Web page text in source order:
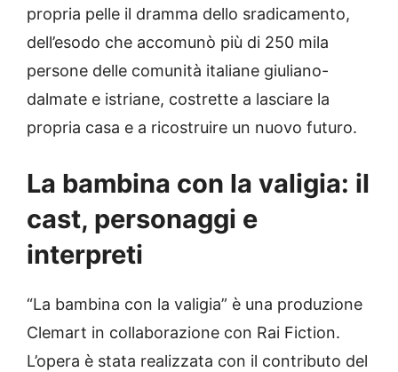
propria pelle il dramma dello sradicamento,
dell’esodo che accomunò più di 250 mila
persone delle comunità italiane giuliano-
dalmate e istriane, costrette a lasciare la
propria casa e a ricostruire un nuovo futuro.
La bambina con la valigia: il
cast, personaggi e
interpreti
“La bambina con la valigia” è una produzione
Clemart in collaborazione con Rai Fiction.
L’opera è stata realizzata con il contributo del